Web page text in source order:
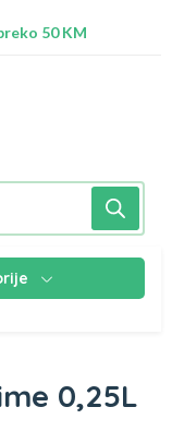
50 KM
0,25L